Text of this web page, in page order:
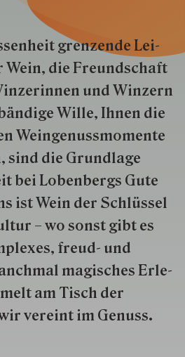
gren­zende Lei­
Wein, die Freund­schaft
und Win­zern
Wille, Ihnen die
Wein­genuss­momente
sind die Grund­lage
bei Lobenbergs Gute
ist Wein der Schlüs­sel
– wo sonst gibt es
freud- und
ma­gisch­es Er­le­
am Tisch der
ver­eint im Genuss.